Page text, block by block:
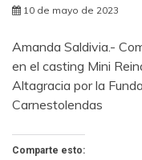
10 de mayo de 2023
Amanda Saldivia.-
en el casting Mini
Altagracia por la
Carnestolendas
Comparte esto: